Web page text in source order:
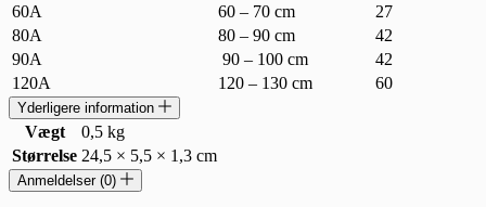
60A
60 – 70 cm
27
80A
80 – 90 cm
42
90A
90 – 100 cm
42
120A
120 – 130 cm 60
Yderligere information
Vægt
0,5 kg
Størrelse 24,5 × 5,5 × 1,3 cm
Anmeldelser (0)